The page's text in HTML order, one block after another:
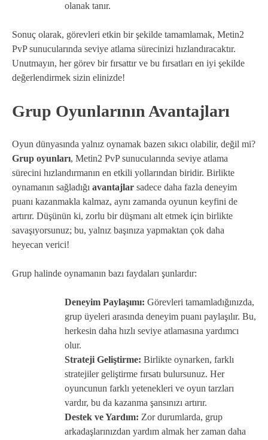
olanak tanır.
Sonuç olarak, görevleri etkin bir şekilde tamamlamak, Metin2
PvP sunucularında seviye atlama sürecinizi hızlandıracaktır.
Unutmayın, her görev bir fırsattır ve bu fırsatları en iyi şekilde
değerlendirmek sizin elinizde!
Grup Oyunlarının Avantajları
Oyun dünyasında yalnız oynamak bazen sıkıcı olabilir, değil mi?
Grup oyunları, Metin2 PvP sunucularında seviye atlama
sürecini hızlandırmanın en etkili yollarından biridir. Birlikte
oynamanın sağladığı avantajlar sadece daha fazla deneyim
puanı kazanmakla kalmaz, aynı zamanda oyunun keyfini de
artırır. Düşünün ki, zorlu bir düşmanı alt etmek için birlikte
savaşıyorsunuz; bu, yalnız başınıza yapmaktan çok daha
heyecan verici!
Grup halinde oynamanın bazı faydaları şunlardır:
Deneyim Paylaşımı: Görevleri tamamladığınızda,
grup üyeleri arasında deneyim puanı paylaşılır. Bu,
herkesin daha hızlı seviye atlamasına yardımcı
olur.
Strateji Geliştirme: Birlikte oynarken, farklı
stratejiler geliştirme fırsatı bulursunuz. Her
oyuncunun farklı yetenekleri ve oyun tarzları
vardır, bu da kazanma şansınızı artırır.
Destek ve Yardım: Zor durumlarda, grup
arkadaşlarınızdan yardım almak her zaman daha